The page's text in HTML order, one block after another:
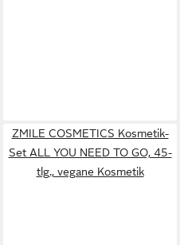
ZMILE COSMETICS Kosmetik-
Set ALL YOU NEED TO GO, 45-
tlg., vegane Kosmetik